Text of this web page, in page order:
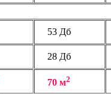
53 Дб
28 Дб
70 м2